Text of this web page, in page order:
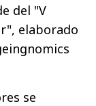
del "V
elaborado
se